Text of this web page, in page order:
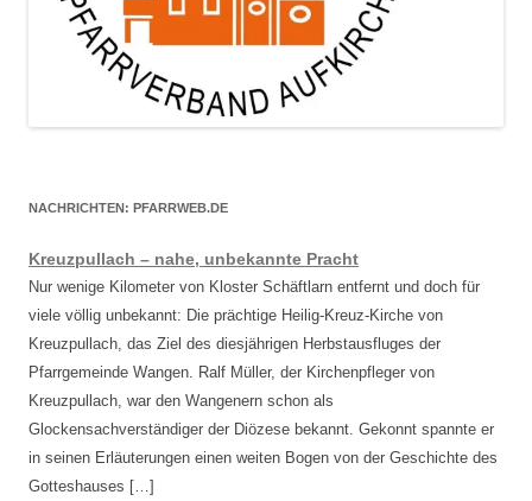
NACHRICHTEN: PFARRWEB.DE
Kreuzpullach – nahe, unbekannte Pracht
Nur wenige Kilometer von Kloster Schäftlarn entfernt und doch für
viele völlig unbekannt: Die prächtige Heilig-Kreuz-Kirche von
Kreuzpullach, das Ziel des diesjährigen Herbstausfluges der
Pfarrgemeinde Wangen. Ralf Müller, der Kirchenpfleger von
Kreuzpullach, war den Wangenern schon als
Glockensachverständiger der Diözese bekannt. Gekonnt spannte er
in seinen Erläuterungen einen weiten Bogen von der Geschichte des
Gotteshauses […]